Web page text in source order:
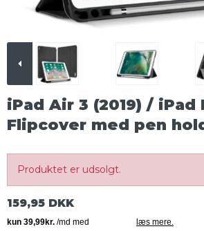
iPad Air 3 (2019) / iPad
Flipcover med pen
Produktet er udsolgt.
159,95 DKK